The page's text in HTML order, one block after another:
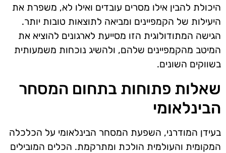
היכולת להבין אילו מסרים עובדים ואילו לא, משפרת את
היעילות של הקמפיינים ומביאה לתוצאות טובות יותר.
הגישה המתודולוגית הזו מסייעת לארגונים להוציא את
המיטב מהקמפיינים שלהם, ולהשיג נוכחות משמעותית
בשווקים השונים.
שאלות פתוחות בתחום המסחר
הבינלאומי
בעידן המודרני, השפעת המסחר הבינלאומי על הכלכלה
המקומית והעולמית הולכת ומתרקמת. הכלים המובילים